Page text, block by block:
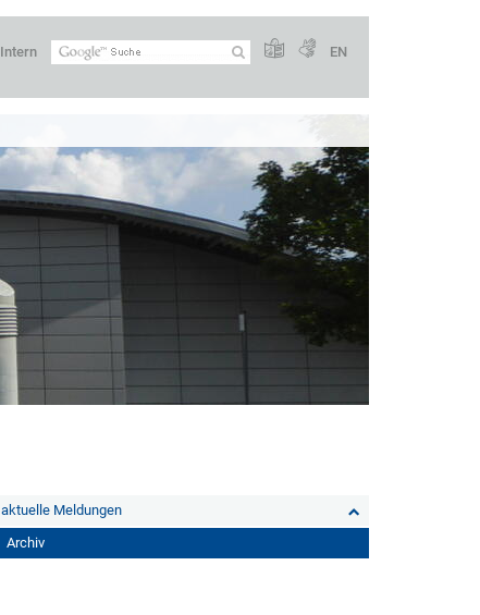
Intern EN
aktuelle Meldungen
Archiv